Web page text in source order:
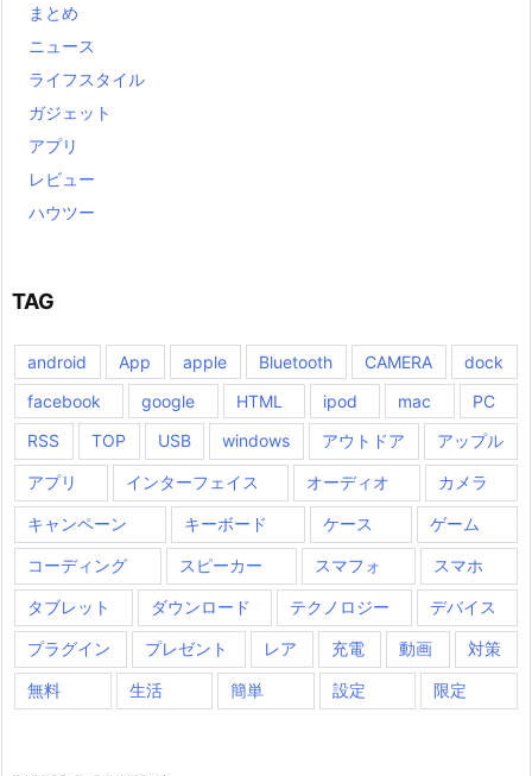
まとめ
ニュース
ライフスタイル
ガジェット
アプリ
レビュー
ハウツー
TAG
android App apple Bluetooth CAMERA
dock
facebook
google HTML ipod mac
PC
RSS
TOP USB windows アウトドア アップル
アプリ インターフェイス オーディオ カメラ
キャンペーン キーボード ケース ゲーム
コーディング スピーカー スマフォ スマホ
タブレット ダウンロード テクノロジー デバイス
プラグイン プレゼント レア 充電 動画 対策
無料 生活 簡単 設定 限定